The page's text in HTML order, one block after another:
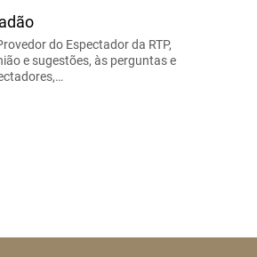
do Espectador da RTP,
e sugestões, às perguntas e